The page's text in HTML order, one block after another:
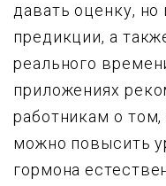
давать оценку,
предикции, а
реального
приложениях
работникам о
можно повысить
гормона